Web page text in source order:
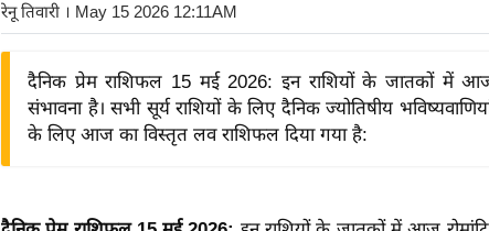
रेनू तिवारी । May 15 2026 12:11AM
दैनिक प्रेम राशिफल 15 मई 2026: इन राशियों के जातकों में आज
संभावना है। सभी सूर्य राशियों के लिए दैनिक ज्योतिषीय
के लिए आज का विस्तृत लव राशिफल दिया गया है: